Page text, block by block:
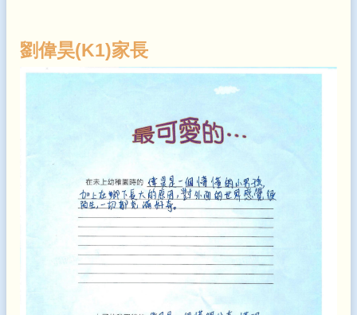
劉偉昊(K1)家長